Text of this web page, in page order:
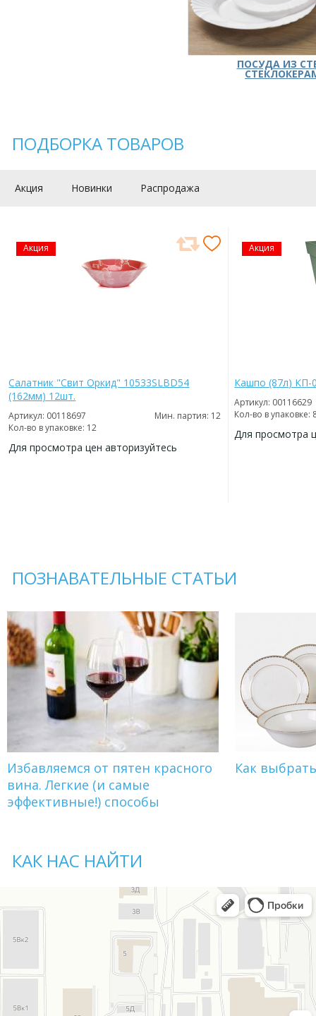
ПОСУДА ИЗ
ПОДБОРКА ТОВАРОВ
Акция Новинки Распродажа
Акция
Салатник "Свит Оркид" 10533SLBD54
(162мм) 12шт.
Артикул: 00118697
Мин. партия: 12
Кол-во в упаковке: 12
Для просмотра цен авторизуйтесь
Акция
Кашпо (87л) КП-
Артикул: 00116629
Кол-во в упаковке:
Для просмотра
ПОЗНАВАТЕЛЬНЫЕ СТАТЬИ
Избавляемся от пятен красного
вина. Легкие (и самые
эффективные!) способы
Как
КАК НАС НАЙТИ